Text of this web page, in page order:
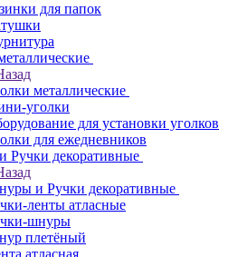
для папок
металлические
уголки
для установки уголков
для ежедневников
декоративные
и Ручки декоративные
ленты атласные
шнуры
плетёный
атласная